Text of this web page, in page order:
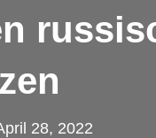
28, 2022